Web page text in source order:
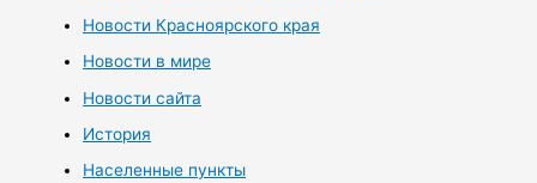
Новости Красноярского края
Новости в мире
Новости сайта
История
Населенные пункты